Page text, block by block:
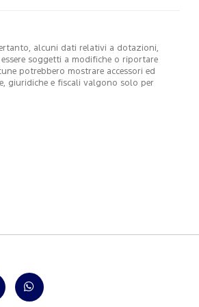
alcuni dati relativi a dotazioni,
soggetti a modifiche o riportare
potrebbero mostrare accessori ed
giuridiche e fiscali valgono solo per